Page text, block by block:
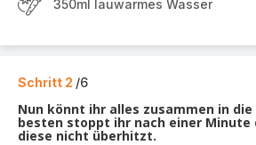
350ml lauwarmes Wasser
Schritt 2 /6
Nun könnt ihr alles zusammen in
besten stoppt ihr nach einer Minute
diese nicht überhitzt.